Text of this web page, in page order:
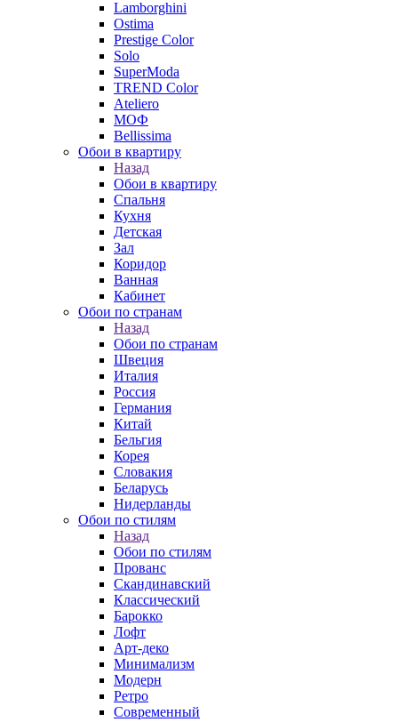
Lamborghini
Ostima
Prestige Color
Solo
SuperModa
TREND Color
Ateliero
МОФ
Bellissima
Обои в квартиру
Назад
Обои в квартиру
Спальня
Кухня
Детская
Зал
Коридор
Ванная
Кабинет
Обои по странам
Назад
Обои по странам
Швеция
Италия
Россия
Германия
Китай
Бельгия
Корея
Словакия
Беларусь
Нидерланды
Обои по стилям
Назад
Обои по стилям
Прованс
Скандинавский
Классический
Барокко
Лофт
Арт-деко
Минимализм
Модерн
Ретро
Современный